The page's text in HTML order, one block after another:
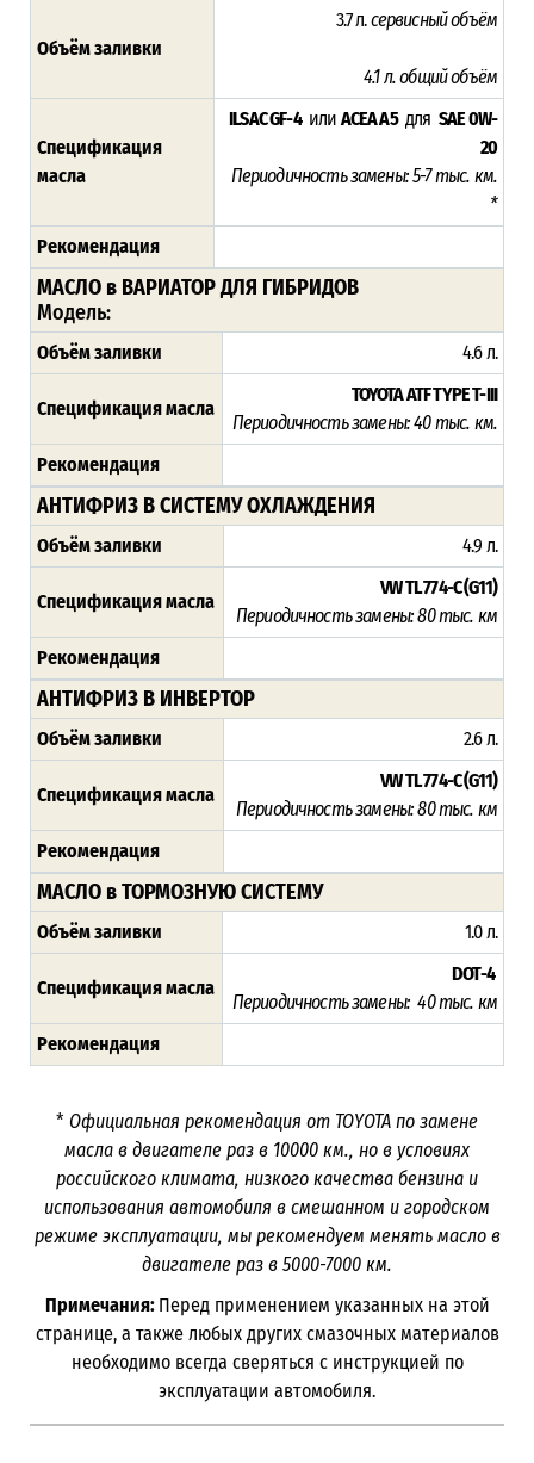
Объём заливки
3.7 л.сервисный объём
4.1 л.общий объём
Спецификация
масла
ILSAC GF-4или ACEA A5для SAE 0W-
20
Периодичность замены: 5-7 тыс. км.
*
Рекомендация
МАСЛО в ВАРИАТОР ДЛЯ ГИБРИДОВ
Модель:
Объём заливки 4.6 л.
Спецификация масла
TOYOTA ATF TYPE T-III
Периодичность замены: 40 тыс. км.
Рекомендация
АНТИФРИЗ В СИСТЕМУ ОХЛАЖДЕНИЯ
Объём заливки 4.9 л.
Спецификация масла
VW TL 774-C (G11)
Периодичность замены: 80 тыс. км
Рекомендация
АНТИФРИЗ В ИНВЕРТОР
Объём заливки 2.6 л.
Спецификация масла
VW TL 774-C (G11)
Периодичность замены: 80 тыс. км
Рекомендация
МАСЛО в ТОРМОЗНУЮ СИСТЕМУ
Объём заливки 1.0 л.
Спецификация масла
DOT-4
Периодичность замены: 40 тыс. км
Рекомендация
* Официальная рекомендация от TOYOTA по замене
масла в двигателе раз в 10000 км., но в условиях
российского климата, низкого качества бензина и
использования автомобиля в смешанном и городском
режиме эксплуатации, мы рекомендуем менять масло в
двигателе раз в 5000-7000 км.
Примечания: Перед применением указанных на этой
странице, а также любых других смазочных материалов
необходимо всегда сверяться с инструкцией по
эксплуатации автомобиля.